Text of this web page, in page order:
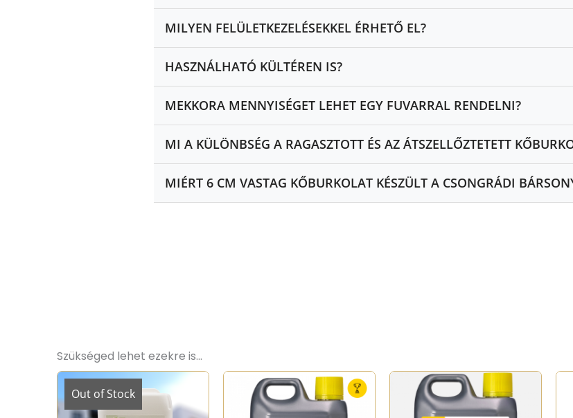
MILYEN FELÜLETKEZELÉSEKKEL ÉRHETŐ EL?
HASZNÁLHATÓ KÜLTÉREN IS?
MEKKORA MENNYISÉGET LEHET EGY FUVARRAL RENDELNI?
MI A KÜLÖNBSÉG A RAGASZTOTT ÉS AZ ÁTSZELLŐZTETETT
MIÉRT 6 CM VASTAG KŐBURKOLAT KÉSZÜLT A CSONGRÁDI
Szükséged lehet ezekre is...